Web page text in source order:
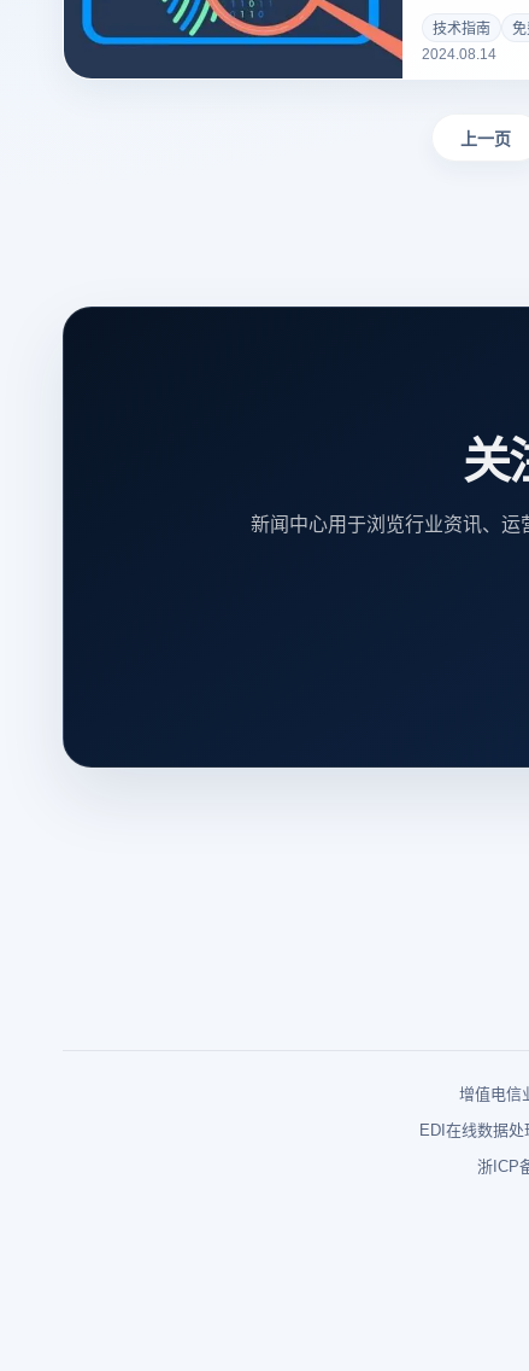
随着这种便
而来。为了保
采用了多种工
息，增强隐
将介绍一些
技术指南
2024.08.14
上一页
关
新闻中心用于浏览行业资讯、
增值电信
EDI在线数据
浙ICP